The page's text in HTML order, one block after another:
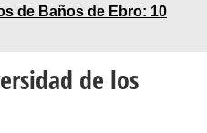
de Baños de Ebro: 10
de los